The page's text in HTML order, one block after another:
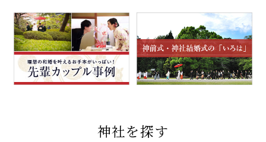
先輩カップル実例
クリップリスト
神社を探す